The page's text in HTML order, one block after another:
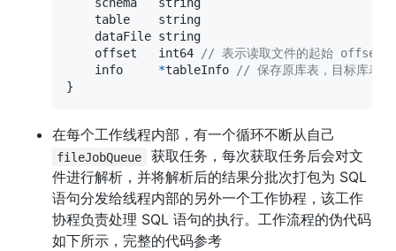
    schema
string
    table
string
    dataFile
string
    offset
int64 // 表示读取文件的起始 offset
    info
*tableInfo // 保存原库表，目标库表
}
fileJobQueue
获取任务，每次获取任务后会对文
件进行解析，并将解析后的结果分批次打包为 SQL
语句分发给线程内部的另外一个工作协程，该工作
协程负责处理 SQL 语句的执行。工作流程的伪代码
如下所示，完整的代码参考